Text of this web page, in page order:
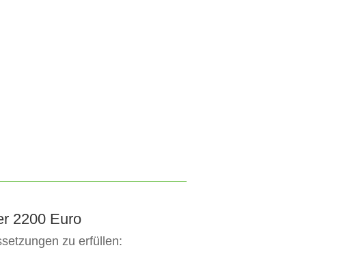
2200 Euro
zu erfüllen: